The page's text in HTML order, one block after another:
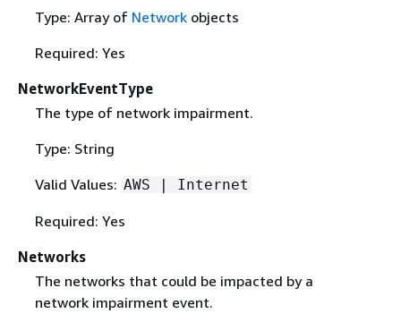
Type: Array of Networkobjects
Required: Yes
NetworkEventType
The type of network impairment.
Type: String
Valid Values: AWS | Internet
Required: Yes
Networks
The networks that could be impacted by a
network impairment event.